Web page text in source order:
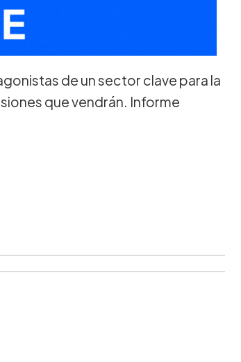
de un sector clave para la
que vendrán. Informe